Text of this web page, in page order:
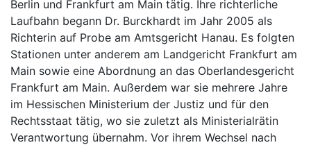
Berlin und Frankfurt am Main tätig. Ihre richterliche
Laufbahn begann Dr. Burckhardt im Jahr 2005 als
Richterin auf Probe am Amtsgericht Hanau. Es folgten
Stationen unter anderem am Landgericht Frankfurt am
Main sowie eine Abordnung an das Oberlandesgericht
Frankfurt am Main. Außerdem war sie mehrere Jahre
im Hessischen Ministerium der Justiz und für den
Rechtsstaat tätig, wo sie zuletzt als Ministerialrätin
Verantwortung übernahm. Vor ihrem Wechsel nach